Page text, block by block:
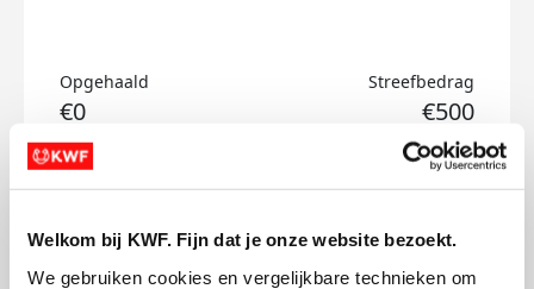
Welkom bij KWF. Fijn dat je onze website bezoekt.
We gebruiken cookies en vergelijkbare technieken om
Opgehaald
€0
Streefbedrag
€500
Lucas's badges